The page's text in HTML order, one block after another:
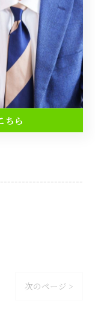
次のページ >
ら
ちら